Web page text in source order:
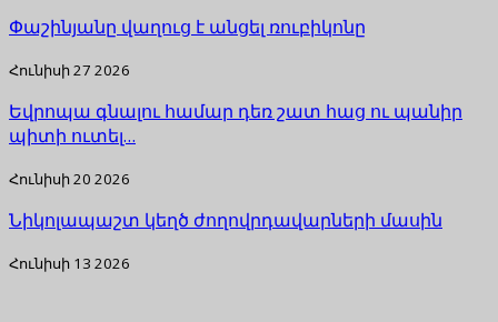
Փաշինյանը վաղուց է անցել ռուբիկոնը
Հունիսի 27 2026
Եվրոպա գնալու համար դեռ շատ հաց ու պանիր
պիտի ուտել…
Հունիսի 20 2026
Նիկոլապաշտ կեղծ ժողովրդավարների մասին
Հունիսի 13 2026